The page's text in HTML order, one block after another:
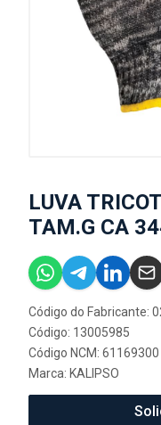
LUVA
TAM.G CA
Código do Fabricante:
Código: 13005985
Código NCM: 61169300
Marca: KALIPSO